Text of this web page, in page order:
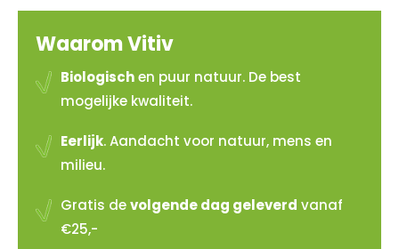
Waarom Vitiv
Biologischen puur natuur. De best
mogelijke kwaliteit.
Eerlijk. Aandacht voor natuur, mens en
milieu.
Gratis devolgende dag geleverd vanaf
€25,-